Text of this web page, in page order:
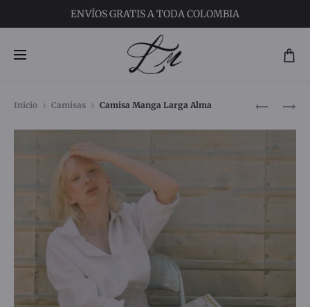
ENVÍOSGRATIS A TODA COLOMBIA
Inicio Camisas Camisa Manga Larga Alma